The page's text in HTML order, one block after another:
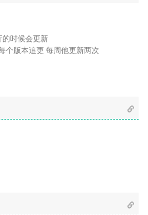
时候会更新
个版本追更 每周他更新两次